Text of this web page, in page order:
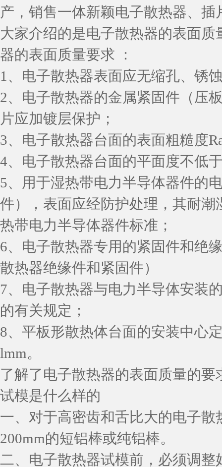
产，销售一体新颖电子散热器、
大家介绍的是电子散热器的表面
器的表面质量要求 ：
1、电子散热器表面应无缩孔、锈
2、电子散热器的金属紧固件（压
片应加镀层保护；
3、电子散热器台面的表面粗糙度
4、电子散热器台面的平面度不低
5、用于湿热带电力半导体器件的
件），表面应经防护处理，其耐
热带电力半导体器件标准；
6、电子散热器专用的紧固件和绝
散热器绝缘件和紧固件）
7、电子散热器与电力半导体安装
的有关规定；
8、平板形散热体台面的安装中心
lmm。
了解了电子散热器的表面质量的
试模是什么样的
一、对于高密齿和舌比大的电子
200mm的短铝棒或纯铝棒。
二、电子散热器试模前，必须调